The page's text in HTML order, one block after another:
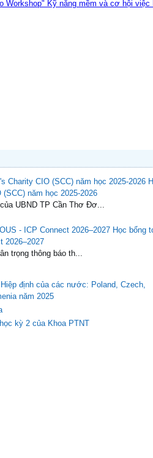
Workshop" Kỹ năng mềm và cơ hội việc
năm học 2025-2026
UBND TP Cần Thơ Đơ...
Học bổng
2026–2027
trọng thông báo th...
định của các nước: Poland, Czech,
năm 2025
kỳ 2 của Khoa PTNT